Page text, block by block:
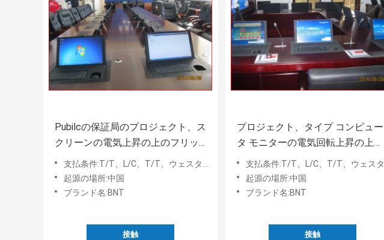
Pubilcの保証局のプロジェクト、ス
クリーンの電気上昇の上のフリッ
プは19"をスクリーン統合した
支払条件:T/T、L/C、T/T、ウェスタン・ユニオン、MoneyGram、Paypal
起源の場所:中国
ブランド名:BNT
接触
プロジェクト、タイプ コンピュー
タ モニターの電気回転上昇の上の
フリップ国防省
支払条件:T/T、L/C、T/T、ウェスタン・ユニオン、MoneyGram、Paypal
起源の場所:中国
ブランド名:BNT
接触